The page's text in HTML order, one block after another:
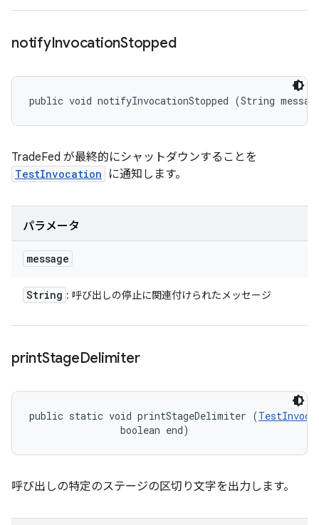
notifyInvocationStopped
public void notifyInvocationStopped (String
TradeFed が最終的にシャットダウンすることを
TestInvocation に通知します。
パラメータ
message
String : 呼び出しの停止に関連付けられたメッセージ
printStageDelimiter
public static void printStageDelimiter (
                boolean end)
呼び出しの特定のステージの区切り文字を出力します。